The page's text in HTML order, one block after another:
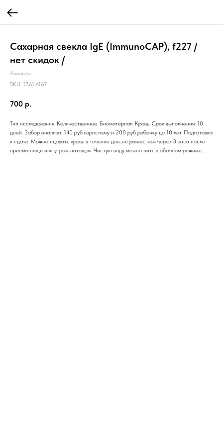
Сахарная свекла IgE (ImmunoCAP), f227 /
нет скидок /
Анализы
SKU: 17.61.A167
700 р.
Тип исследования: Количественное. Биоматериал: Кровь. Срок выполнения: 10
дней. Забор анализа: 140 руб взрослому и 200 руб ребенку до 10 лет. Подготовка
к сдаче: Можно сдавать кровь в течение дня, не ранее, чем через 3 часа после
приема пищи или утром натощак. Чистую воду можно пить в обычном режиме..